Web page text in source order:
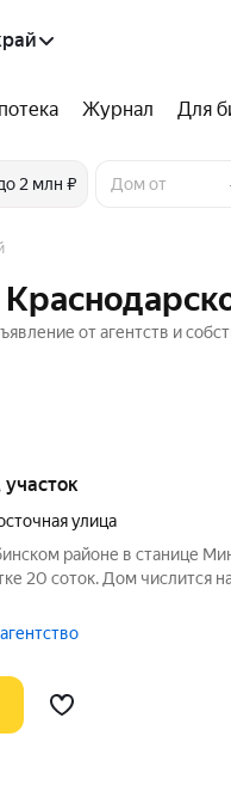
Журнал Для
2 млн ₽
от агентств и
участок
улица
районе в станице
20 соток. Дом числится
на трассе, отличный